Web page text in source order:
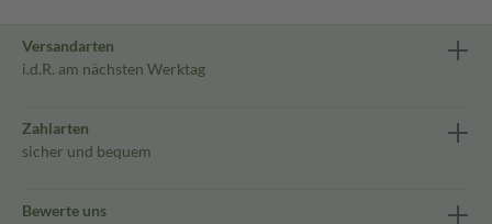
Versandarten
i.d.R. am nächsten Werktag
Zahlarten
sicher und bequem
Bewerte uns